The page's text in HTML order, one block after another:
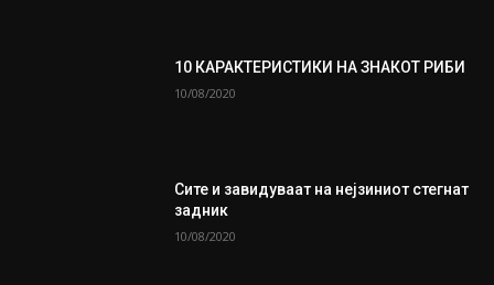
10 КАРАКТЕРИСТИКИ НА ЗНАКОТ РИБИ
10/08/2020
Сите и завидуваат на нејзиниот стегнат
задник
10/08/2020